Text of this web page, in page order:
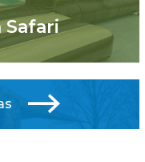
Safari